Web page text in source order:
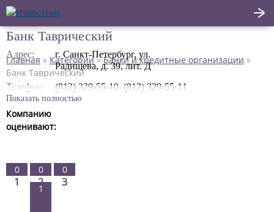
Адрес:
г. Санкт-Петербург, ул.
Радищева, д. 39, лит. Д
Телефон:
(812) 329-55-10, (812) 329-55-11
Банк Таврический
Главная » Категории»Банки и кредитные организации »
Банк Таврический
Показать полностью
Компанию
оценивают:
0
1
0
2
0
3
1
Главная
Актуальные новости